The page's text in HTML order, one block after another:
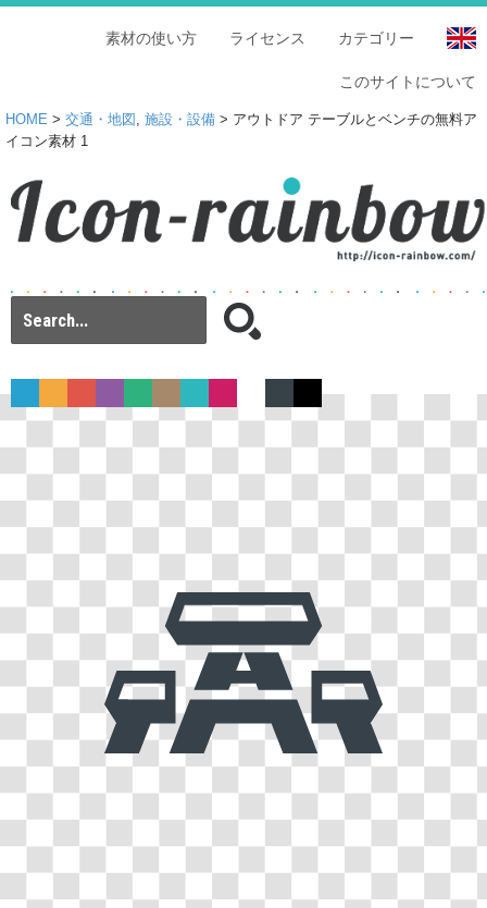
カテゴリー
ライセンス
素材の使い方
このサイトについて
HOME > 交通・地図 , 施設・設備 > アウトドア テーブルとベンチの無料ア
イコン素材 1